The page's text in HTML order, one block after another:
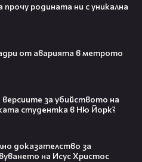
прочу родината ни с уникална
от аварията в метрото
версиите за убийството на
студентка в Ню Йорк?
доказателство за
на Исус Христос
липсва от „Одисей“ на
Нолън? Най-
Voice Cast: "Правен съм
👀💥